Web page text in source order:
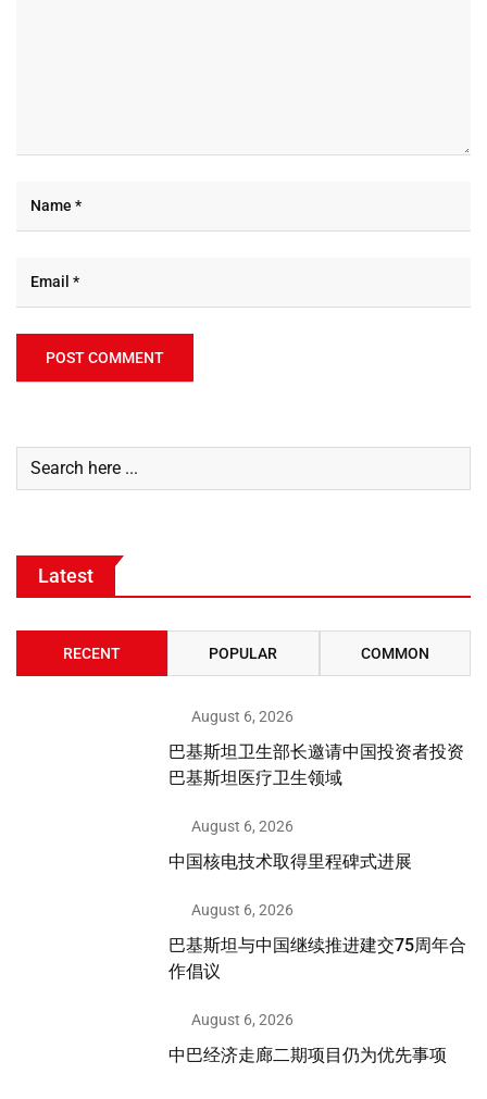
Latest
RECENT POPULAR COMMON
August 6, 2026
巴基斯坦卫生部长邀请中国投资者投资
巴基斯坦医疗卫生领域
August 6, 2026
中国核电技术取得里程碑式进展
August 6, 2026
巴基斯坦与中国继续推进建交75周年合
作倡议
August 6, 2026
中巴经济走廊二期项目仍为优先事项